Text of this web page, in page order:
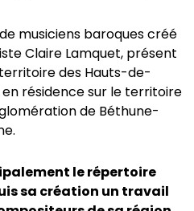
musiciens baroques créé
Claire Lamquet, présent
des Hauts-de-
résidence sur le territoire
de Béthune-
le répertoire
sa création un travail